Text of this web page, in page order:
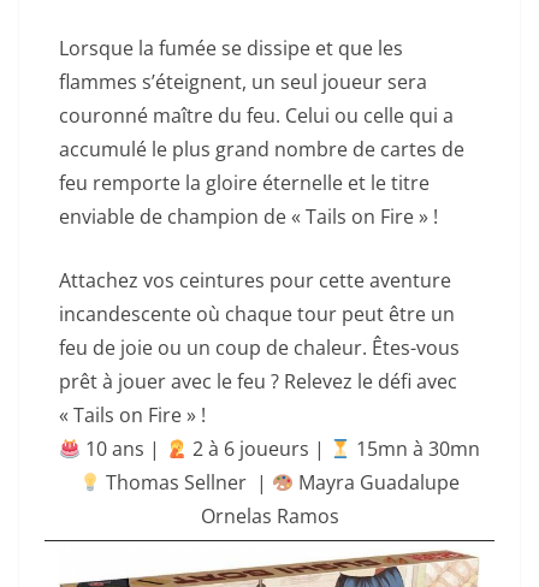
Lorsque la fumée se dissipe et que les
flammes s’éteignent, un seul joueur sera
couronné maître du feu. Celui ou celle qui a
accumulé le plus grand nombre de cartes de
feu remporte la gloire éternelle et le titre
enviable de champion de « Tails on Fire » !
Attachez vos ceintures pour cette aventure
incandescente où chaque tour peut être un
feu de joie ou un coup de chaleur. Êtes-vous
prêt à jouer avec le feu ? Relevez le défi avec
« Tails on Fire » !
10 ans |
‍ 2 à 6 joueurs |
15mn à 30mn
Thomas Sellner |
Mayra Guadalupe
Ornelas Ramos